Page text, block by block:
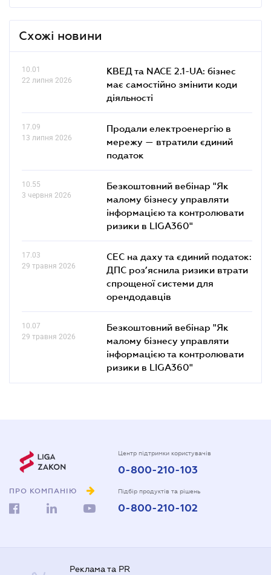
Схожі новини
10.01
22 липня 2026
КВЕД та NACE 2.1-UA: бізнес
має самостійно змінити коди
діяльності
17.09
13 липня 2026
Продали електроенергію в
мережу — втратили єдиний
податок
10.55
3 червня 2026
Безкоштовний вебінар "Як
малому бізнесу управляти
інформацією та контролювати
ризики в LIGA360"
17.03
29 травня 2026
СЕС на даху та єдиний податок:
ДПС роз’яснила ризики втрати
спрощеної системи для
орендодавців
10.07
29 травня 2026
Безкоштовний вебінар "Як
малому бізнесу управляти
інформацією та контролювати
ризики в LIGA360"
ПРО КОМПАНІЮ
Центр підтримки користувачів
0-800-210-103
Підбір продуктів та рішень
0-800-210-102
Реклама та PR